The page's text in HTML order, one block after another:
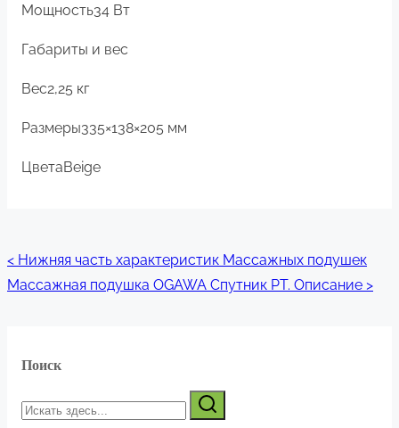
Мощность34 Вт
Габариты и вес
Вес2,25 кг
Размеры335×138×205 мм
ЦветаBeige
Навигация
по
< Нижняя часть характеристик Массажных подушек
Массажная подушка OGAWA Спутник РТ. Описание >
Поиск
Искать